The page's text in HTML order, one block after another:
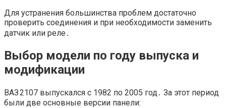
Для устранения большинства проблем достаточно
проверить соединения и при необходимости заменить
датчик или реле․
Выбор модели по году выпуска и
модификации
ВАЗ 2107 выпускался с 1982 по 2005 год․ За этот период
были две основные версии панели: